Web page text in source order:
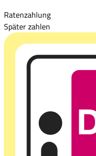
Ratenzahlung
Später zahlen